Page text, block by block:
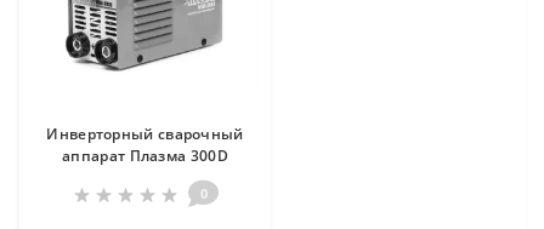
Инверторный сварочный
аппарат Плазма 300D
0